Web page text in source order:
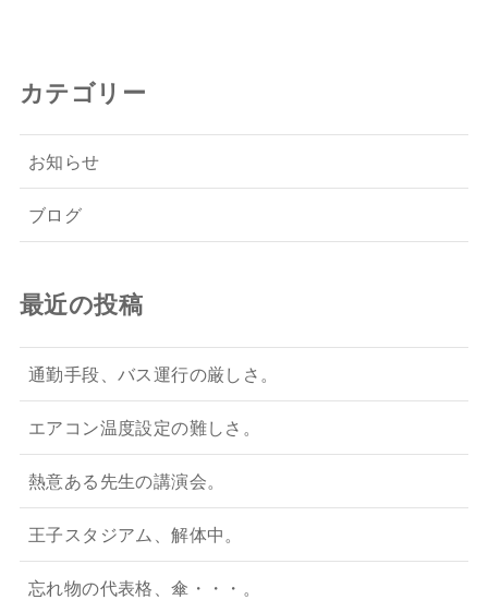
カテゴリー
お知らせ
ブログ
最近の投稿
通勤手段、バス運行の厳しさ。
エアコン温度設定の難しさ。
熱意ある先生の講演会。
王子スタジアム、解体中。
忘れ物の代表格、傘・・・。